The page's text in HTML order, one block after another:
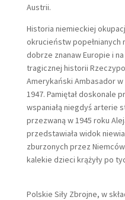
Austrii.
Historia niemieckiej
okrucieństw popełnianych
dobrze znanaw Europie i
tragicznej historii
Amerykański Ambasador
1947. Pamiętał doskonale
wspaniałą niegdyś arterie
przezwaną w 1945 roku
przedstawiała widok
zburzonych przez
kalekie dzieci krążyły po
Polskie Siły Zbrojne, w